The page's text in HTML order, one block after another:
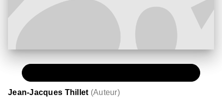
Jean-Jacques Thillet (Auteur)